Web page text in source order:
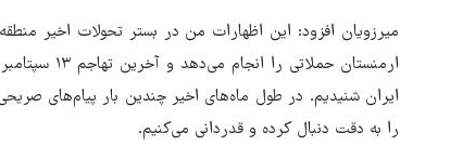
ارمنستان
ایران شنیدیم. در طول ماه‌های اخیر چندین بار پیام‌های
را به دقت دنبال کرده و قدردانی می‌کنیم.